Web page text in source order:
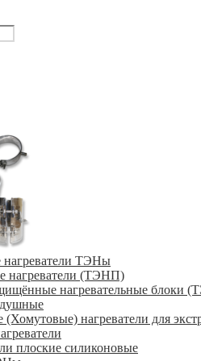
ТЭНы
нагреватели (ТЭНП)
нагревательные блоки
(Хомутовые) нагреватели для
плоские силиконовые